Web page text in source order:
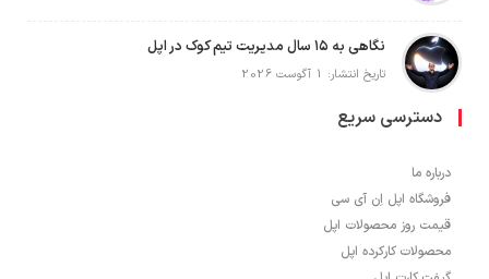
نگاهی به ۱۵ سال مدیریت تیم کوک در اپل
تاریخ انتشار: 1 آگوست 2026
دسترسی سریع
درباره ما
فروشگاه اپل اِن آی سی
قیمت روز محصولات اپل
محصولات کارکرده اپل